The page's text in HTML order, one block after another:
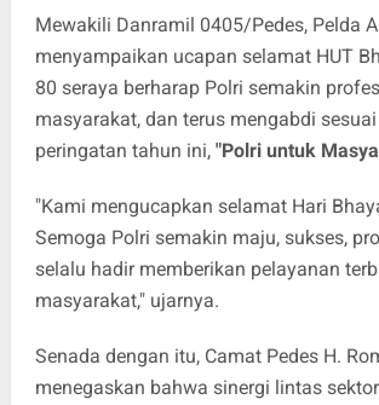
Mewakili Danramil 0405/Pedes, Pelda
menyampaikan ucapan selamat HUT
80 seraya berharap Polri semakin
masyarakat, dan terus mengabdi
peringatan tahun ini, "Polri untuk
"Kami mengucapkan selamat Hari
Semoga Polri semakin maju, sukses,
selalu hadir memberikan pelayanan
masyarakat," ujarnya.
Senada dengan itu, Camat Pedes H.
menegaskan bahwa sinergi lintas